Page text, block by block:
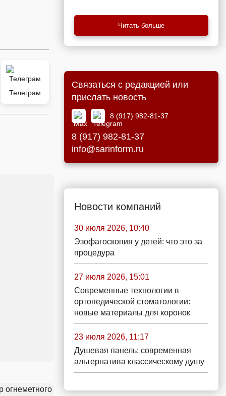
Телеграм
Читать больше
Связаться с редакцией или
прислать новость
8 (917) 982-81-37
8 (917) 982-81-37
info@sarinform.ru
Новости компаний
30 июля 2026, 10:40
Эзофагоскопия у детей: что это за
процедура
27 июля 2026, 15:01
Современные технологии в
ортопедической стоматологии:
новые материалы для коронок
23 июля 2026, 11:17
Душевая панель: современная
альтернатива классическому душу